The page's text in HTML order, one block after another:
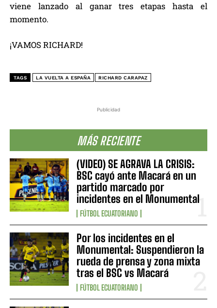
Publicidad
MÁS RECIENTE
(VIDEO) SE AGRAVA LA CRISIS:
BSC cayó ante Macará en un
partido marcado por
incidentes en el Monumental
FÚTBOL ECUATORIANO
Por los incidentes en el
Monumental: Suspendieron la
rueda de prensa y zona mixta
tras el BSC vs Macará
FÚTBOL ECUATORIANO
viene lanzado al ganar tres etapas hasta el
momento.
¡VAMOS RICHARD!
TAGS LA VUELTA A ESPAÑA RICHARD CARAPAZ